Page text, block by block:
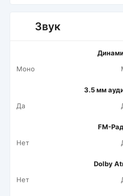
Звук
Моно
3.5 мм
Да
FM-
Нет
Dolby
Нет